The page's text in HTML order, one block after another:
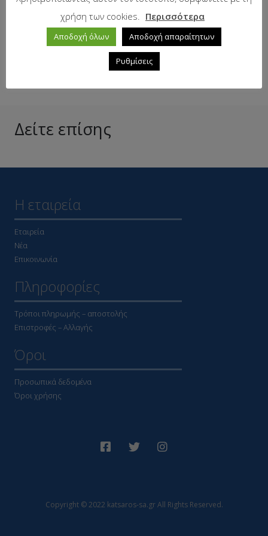
Σε απόθεμα
Δείτε επίσης
Η εταιρεία
Εταιρεία
Νέα
Επικοινωνία
Πληροφορίες
Τρόποι πληρωμής – αποστολής
Επιστροφές – Αλλαγής
Όροι
Προσωπικά δεδομένα
Όροι χρήσης
Copyright © 2022 katsaros-sa.gr All Rights Reserved.
χρήση των cookies.
Περισσότερα
Αποδοχή όλων Αποδοχή απαραίτητων
Ρυθμίσεις